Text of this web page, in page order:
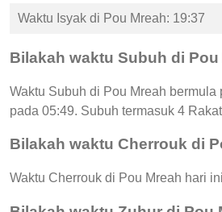
Waktu Isyak di Pou Mreah: 19:37
Bilakah waktu Subuh di Pou
Waktu Subuh di Pou Mreah bermula
pada 05:49. Subuh termasuk 4
Bilakah waktu Cherrouk di
Waktu Cherrouk di Pou Mreah hari